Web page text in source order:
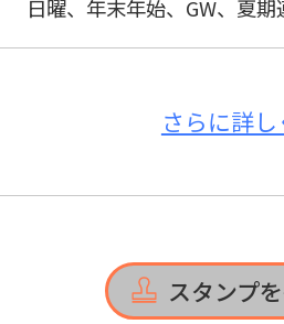
日曜、年末年始、GW、夏期
さらに詳し
スタンプ